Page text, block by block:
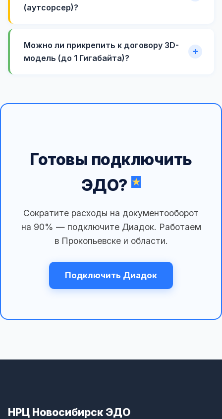
(аутсорсер)?
Можно ли прикрепить к договору 3D-
модель (до 1 Гигабайта)?
Готовы подключить
ЭДО?
Сократите расходы на документооборот
на 90% — подключите Диадок. Работаем
в Прокопьевске и области.
Подключить Диадок
НРЦ Новосибирск ЭДО